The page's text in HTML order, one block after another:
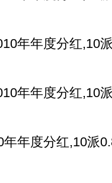
年年度分红,10
年年度分红,10
年度分红,10派